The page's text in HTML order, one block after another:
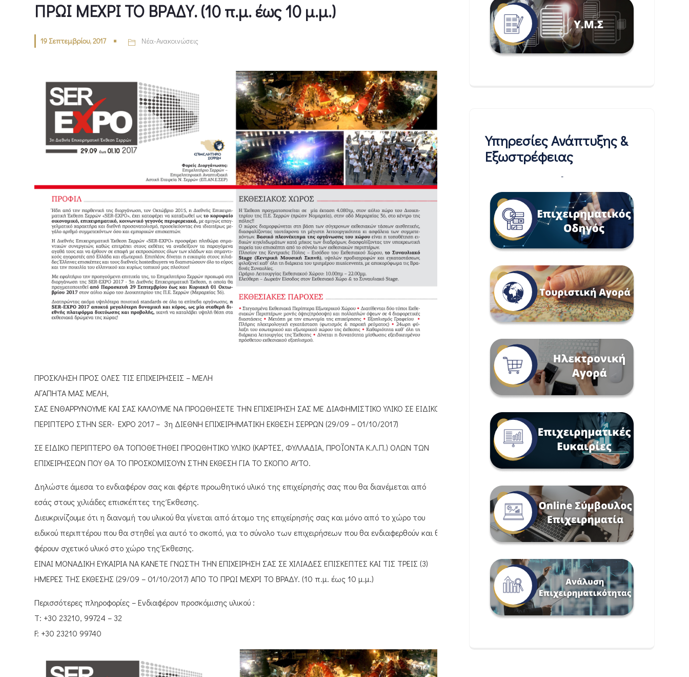
ΠΡΩΙ ΜΕΧΡΙ ΤΟ ΒΡΑΔΥ. (10 π.μ. έως 10 μ.μ.)
19 Σεπτεμβρίου, 2017 Νέα-Ανακοινώσεις
ΠΡΟΣΚΛΗΣΗ ΠΡΟΣ ΟΛΕΣ ΤΙΣ ΕΠΙΧΕΙΡΗΣΕΙΣ – ΜΕΛΗ
ΑΓΑΠΗΤΑ ΜΑΣ ΜΕΛΗ,
ΣΑΣ ΕΝΘΑΡΡΥΝΟΥΜΕ ΚΑΙ ΣΑΣ ΚΑΛΟΥΜΕ ΝΑ ΠΡΟΩΘΗΣΕΤΕ ΤΗΝ ΕΠΙΧΕΙΡΗΣΗ ΣΑΣ ΜΕ ΔΙΑΦΗΜΙΣΤΙΚΟ ΥΛΙΚΟ ΣΕ ΕΙΔΙΚΟ
ΠΕΡΙΠΤΕΡΟ ΣΤΗΝ SER- EXPO 2017 – 3η ΔΙΕΘΝΗ ΕΠΙΧEIΡΗΜΑΤΙΚΗ ΕΚΘΕΣΗ ΣΕΡΡΩΝ (29/09 – 01/10/2017)
ΣΕ ΕΙΔΙΚΟ ΠΕΡΙΠΤΕΡΟ ΘΑ ΤΟΠΟΘΕΤΗΘΕΙ ΠΡΟΩΘΗΤΙΚΟ ΥΛΙΚΟ (ΚΑΡΤΕΣ, ΦΥΛΛΑΔΙΑ, ΠΡΟΪΟΝΤΑ Κ.Λ.Π.) ΟΛΩΝ ΤΩΝ
ΕΠΙΧΕΙΡΗΣΕΩΝ ΠΟΥ ΘΑ ΤΟ ΠΡΟΣΚΟΜΙΣΟΥΝ ΣΤΗΝ ΕΚΘΕΣΗ ΓΙΑ ΤΟ ΣΚΟΠΟ ΑΥΤΟ.
Δηλώστε άμεσα το ενδιαφέρον σας και φέρτε προωθητικό υλικό της επιχείρησής σας που θα διανέμεται από
εσάς στους χιλιάδες επισκέπτες της Έκθεσης.
Διευκρινίζουμε ότι η διανομή του υλικού θα γίνεται από άτομο της επιχείρησής σας και μόνο από το χώρο του
ειδικού περιπτέρου που θα στηθεί για αυτό το σκοπό, για το σύνολο των επιχειρήσεων που θα ενδιαφερθούν και θα
φέρουν σχετικό υλικό στο χώρο της Έκθεσης.
ΕΙΝΑΙ ΜΟΝΑΔΙΚΗ ΕΥΚΑΙΡΙΑ ΝΑ ΚΑΝΕΤΕ ΓΝΩΣΤΗ ΤΗΝ ΕΠΙΧΕΙΡΗΣΗ ΣΑΣ ΣΕ ΧΙΛΙΑΔΕΣ ΕΠΙΣΚΕΠΤΕΣ ΚΑΙ ΤΙΣ ΤΡΕΙΣ (3)
ΗΜΕΡΕΣ ΤΗΣ ΕΚΘΕΣΗΣ (29/09 – 01/10/2017) ΑΠΟ ΤΟ ΠΡΩΙ ΜΕΧΡΙ ΤΟ ΒΡΑΔΥ. (10 π.μ. έως 10 μ.μ.)
Περισσότερες πληροφορίες – Ενδιαφέρον προσκόμισης υλικού :
Τ: +30 23210, 99724 – 32
F: +30 23210 99740
Υπηρεσίες Ανάπτυξης &
Εξωστρέφειας
-